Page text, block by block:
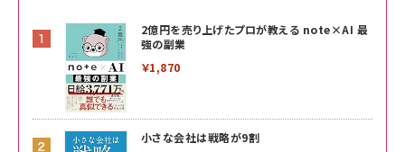
2億円を売り上げたプロが教える note×AI 最
強の副業
￥1,870
小さな会社は戦略が9割